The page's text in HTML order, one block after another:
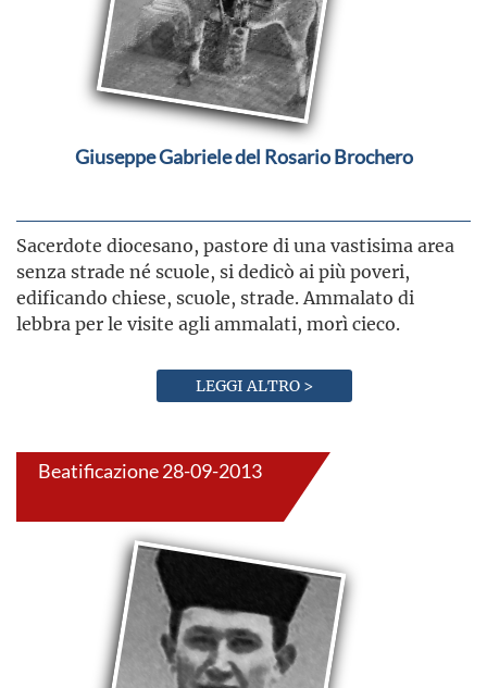
Giuseppe Gabriele del Rosario Brochero
Sacerdote diocesano, pastore di una vastisima area
senza strade né scuole, si dedicò ai più poveri,
edificando chiese, scuole, strade. Ammalato di
lebbra per le visite agli ammalati, morì cieco.
LEGGI ALTRO >
Beatificazione 28-09-2013